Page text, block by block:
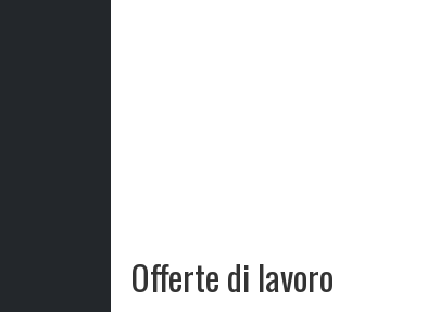
Offerte di lavoro